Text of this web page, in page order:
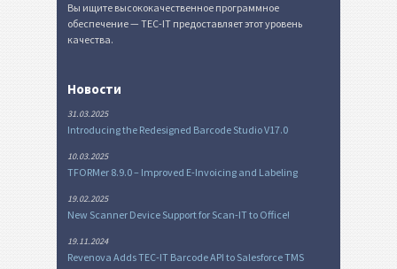
Вы ищите высококачественное программное
обеспечение — TEC-IT предоставляет этот уровень
качества.
Новости
31.03.2025
Introducing the Redesigned Barcode Studio V17.0
10.03.2025
TFORMer 8.9.0 – Improved E-Invoicing and Labeling
19.02.2025
New Scanner Device Support for Scan-IT to Office!
19.11.2024
Revenova Adds TEC-IT Barcode API to Salesforce TMS